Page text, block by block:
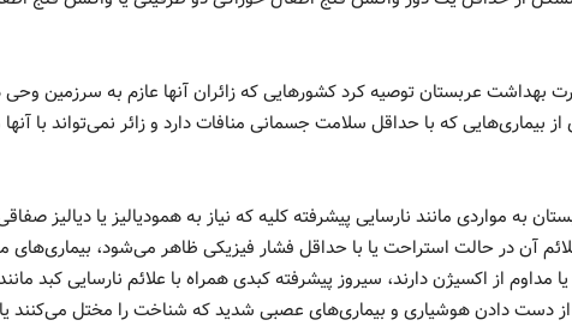
بهداشت عربستان توصیه کرد کشورهایی که زائران آنها عازم به سرزمین
بیماری‌هایی که با حداقل سلامت جسمانی منافات دارد و زائر نمی‌تواند با
به مواردی مانند نارسایی پیشرفته کلیه که نیاز به همودیالیز یا دیالیز
آن در حالت استراحت یا با حداقل فشار فیزیکی ظاهر می‌شود، بیماری‌های
مداوم از اکسیژن دارند، سیروز پیشرفته کبدی همراه با علائم نارسایی کبد
از دست دادن هوشیاری و بیماری‌های عصبی شدید که شناخت را مختل می‌کنند یا